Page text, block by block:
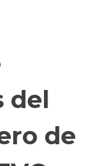
del
de